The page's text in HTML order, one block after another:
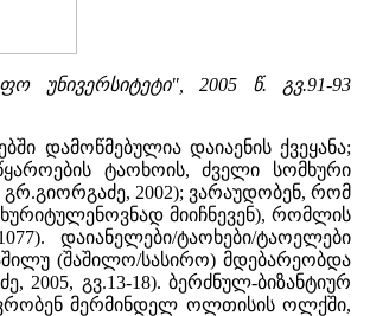
უნივერსიტეტი", 2005 წ. გვ.91-93
დამოწმებულია დაიაენის ქვეყანა;
ტაოხოის, ძველი სომხური
2002); ვარაუდობენ, რომ
მიიჩნევენ), რომლის
დაიანელები/ტაოხები/ტაოელები
(შაშილო/სასირო) მდებარეობდა
2005, გვ.13-18). ბერძნულ-ბიზანტიურ
მერმინდელ ოლთისის ოლქში,